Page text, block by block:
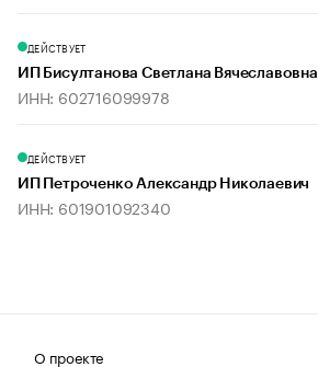
ДЕЙСТВУЕТ
ИП Бисултанова Светлана Вячеславовна
ИНН: 602716099978
ДЕЙСТВУЕТ
ИП Петроченко Александр Николаевич
ИНН: 601901092340
О проекте